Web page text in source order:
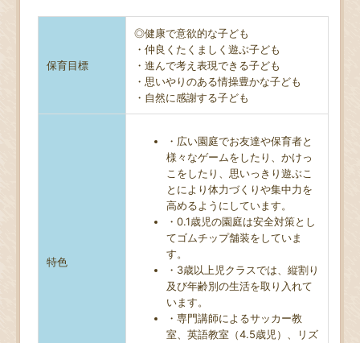
保育目標
◎健康で意欲的な子ども
・仲良くたくましく遊ぶ子ども
・進んで考え表現できる子ども
・思いやりのある情操豊かな子ども
・自然に感謝する子ども
特色
・広い園庭でお友達や保育者と
様々なゲームをしたり、かけっ
こをしたり、思いっきり遊ぶこ
とにより体力づくりや集中力を
高めるようにしています。
・0.1歳児の園庭は安全対策とし
てゴムチップ舗装をしていま
す。
・3歳以上児クラスでは、縦割り
及び年齢別の生活を取り入れて
います。
・専門講師によるサッカー教
室、英語教室（4.5歳児）、リズ